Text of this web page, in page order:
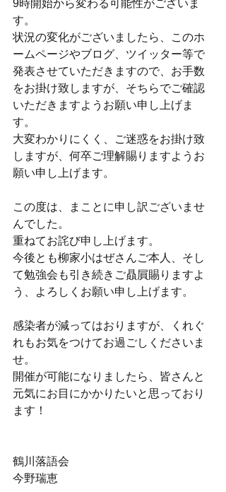
9時開始から変わる可能性がございま
す。
状況の変化がございましたら、このホ
ームページやブログ、ツイッター等で
発表させていただきますので、お手数
をお掛け致しますが、そちらでご確認
いただきますようお願い申し上げま
す。
大変わかりにくく、ご迷惑をお掛け致
しますが、何卒ご理解賜りますようお
願い申し上げます。
この度は、まことに申し訳ございませ
んでした。
重ねてお詫び申し上げます。
今後とも柳家小はぜさんご本人、そし
て勉強会も引き続きご贔屓賜りますよ
う、よろしくお願い申し上げます。
感染者が減ってはおりますが、くれぐ
れもお気をつけてお過ごしくださいま
せ。
開催が可能になりましたら、皆さんと
元気にお目にかかりたいと思っており
ます！
鶴川落語会
今野瑞恵